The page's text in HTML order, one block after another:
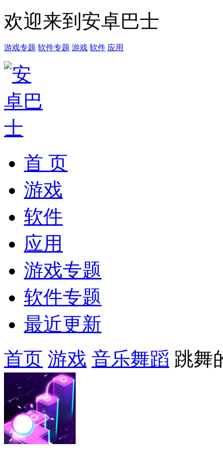
欢迎来到安卓巴士
游戏专题 软件专题 游戏 软件 应用
首 页
游戏
软件
应用
游戏专题
软件专题
最近更新
首页 游戏 音乐舞蹈 跳舞